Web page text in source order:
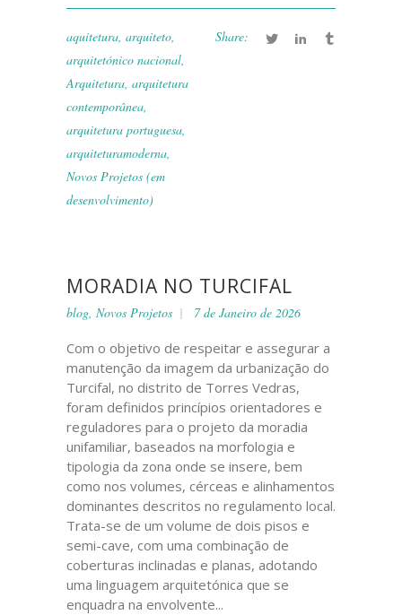
aquitetura, arquiteto,
arquitetónico nacional,
Arquitetura, arquitetura
contemporânea,
arquitetura portuguesa,
arquiteturamoderna,
Novos Projetos (em
desenvolvimento)
Share:
MORADIA NO TURCIFAL
blog, Novos Projetos 7 de Janeiro de 2026
Com o objetivo de respeitar e assegurar a
manutenção da imagem da urbanização do
Turcifal, no distrito de Torres Vedras,
foram definidos princípios orientadores e
reguladores para o projeto da moradia
unifamiliar, baseados na morfologia e
tipologia da zona onde se insere, bem
como nos volumes, cérceas e alinhamentos
dominantes descritos no regulamento local.
Trata-se de um volume de dois pisos e
semi-cave, com uma combinação de
coberturas inclinadas e planas, adotando
uma linguagem arquitetónica que se
enquadra na envolvente...